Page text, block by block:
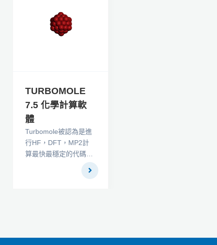
學，並在Windows®、
Linux和Macintosh平台
TURBOMOLE
7.5 化學計算軟
體
Turbomole被認為是進
行HF，DFT，MP2計
算最快最穩定的代碼之
一。它的特色不是在於
新方法和新功能，而在